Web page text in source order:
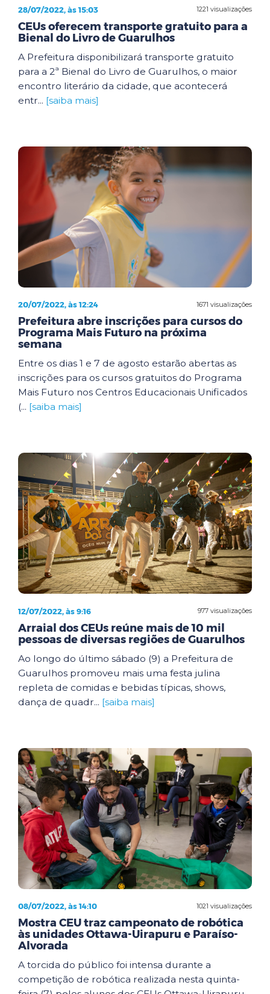
1221 visualizações
28/07/2022, às 15:03
CEUs oferecem transporte gratuito para a
Bienal do Livro de Guarulhos
A Prefeitura disponibilizará transporte gratuito
para a 2ª Bienal do Livro de Guarulhos, o maior
encontro literário da cidade, que acontecerá
entr... [saiba mais]
1671 visualizações
20/07/2022, às 12:24
Prefeitura abre inscrições para cursos do
Programa Mais Futuro na próxima
semana
Entre os dias 1 e 7 de agosto estarão abertas as
inscrições para os cursos gratuitos do Programa
Mais Futuro nos Centros Educacionais Unificados
(... [saiba mais]
977 visualizações
12/07/2022, às 9:16
Arraial dos CEUs reúne mais de 10 mil
pessoas de diversas regiões de Guarulhos
Ao longo do último sábado (9) a Prefeitura de
Guarulhos promoveu mais uma festa julina
repleta de comidas e bebidas típicas, shows,
dança de quadr... [saiba mais]
1021 visualizações
08/07/2022, às 14:10
Mostra CEU traz campeonato de robótica
às unidades Ottawa-Uirapuru e Paraíso-
Alvorada
A torcida do público foi intensa durante a
competição de robótica realizada nesta quinta-